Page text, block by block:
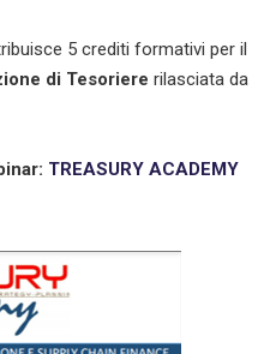
5 crediti formativi per il
di Tesoriere rilasciata da
TREASURY ACADEMY